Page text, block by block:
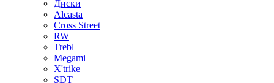
Диски
Alcasta
Cross Street
RW
Trebl
Megami
X'trike
SDT